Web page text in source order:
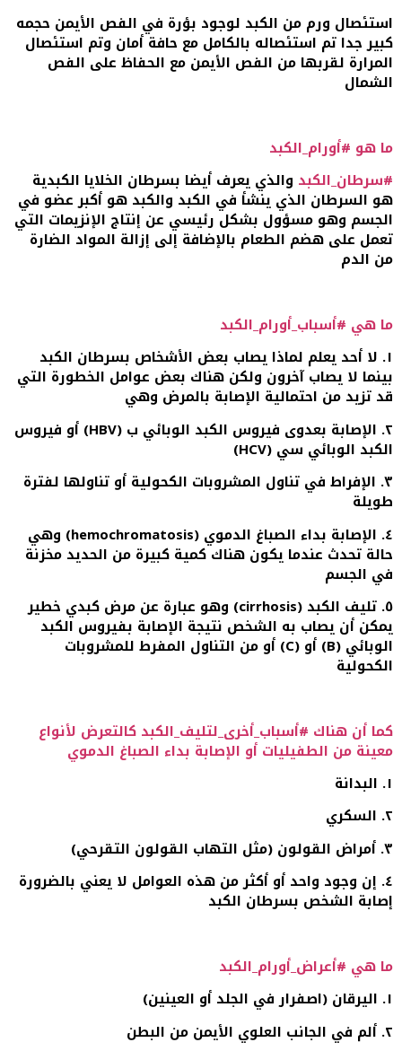
استئصال ورم من الكبد لوجود بؤرة في الفص الأيمن حجمه
كبير جدا تم استئصاله بالكامل مع حافة أمان وتم استئصال
المرارة لقربها من الفص الأيمن مع الحفاظ على الفص
الشمال
ما هو #أورام_الكبد
#سرطان_الكبد والذي يعرف أيضا بسرطان الخلايا الكبدية
هو السرطان الذي ينشأ في الكبد والكبد هو أكبر عضو في
الجسم وهو مسؤول بشكل رئيسي عن إنتاج الإنزيمات التي
تعمل على هضم الطعام بالإضافة إلى إزالة المواد الضارة
من الدم
ما هي #أسباب_أورام_الكبد
١. لا أحد يعلم لماذا يصاب بعض الأشخاص بسرطان الكبد
بينما لا يصاب آخرون ولكن هناك بعض عوامل الخطورة التي
قد تزيد من احتمالية الإصابة بالمرض وهي
٢. الإصابة بعدوى فيروس الكبد الوبائي ب (HBV) أو فيروس
الكبد الوبائي سي (HCV)
٣. الإفراط في تناول المشروبات الكحولية أو تناولها لفترة
طويلة
٤. الإصابة بداء الصباغ الدموي (hemochromatosis) وهي
حالة تحدث عندما يكون هناك كمية كبيرة من الحديد مخزنة
في الجسم
٥. تليف الكبد (cirrhosis) وهو عبارة عن مرض كبدي خطير
يمكن أن يصاب به الشخص نتيجة الإصابة بفيروس الكبد
الوبائي (B) أو (C) أو من التناول المفرط للمشروبات
الكحولية
كما أن هناك #أسباب_أخرى_لتليف_الكبد كالتعرض لأنواع
معينة من الطفيليات أو الإصابة بداء الصباغ الدموي
١. البدانة
٢. السكري
٣. أمراض القولون (مثل التهاب القولون التقرحي)
٤. إن وجود واحد أو أكثر من هذه العوامل لا يعني بالضرورة
إصابة الشخص بسرطان الكبد
ما هي #أعراض_أورام_الكبد
١. اليرقان (اصفرار في الجلد أو العينين)
٢. ألم في الجانب العلوي الأيمن من البطن